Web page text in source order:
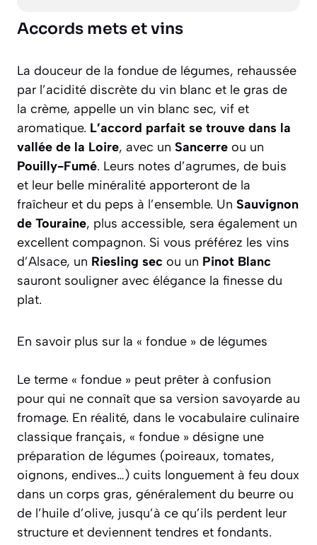
Accords mets et vins
La douceur de la fondue de légumes, rehaussée
par l’acidité discrète du vin blanc et le gras de
la crème, appelle un vin blanc sec, vif et
aromatique. L’accord parfait se trouve dans la
vallée de la Loire, avec un Sancerre ou un
Pouilly-Fumé. Leurs notes d’agrumes, de buis
et leur belle minéralité apporteront de la
fraîcheur et du peps à l’ensemble. Un Sauvignon
de Touraine, plus accessible, sera également un
excellent compagnon. Si vous préférez les vins
d’Alsace, un Riesling sec ou un Pinot Blanc
sauront souligner avec élégance la finesse du
plat.
En savoir plus sur la « fondue » de légumes
Le terme « fondue » peut prêter à confusion
pour qui ne connaît que sa version savoyarde au
fromage. En réalité, dans le vocabulaire culinaire
classique français, « fondue » désigne une
préparation de légumes (poireaux, tomates,
oignons, endives…) cuits longuement à feu doux
dans un corps gras, généralement du beurre ou
de l’huile d’olive, jusqu’à ce qu’ils perdent leur
structure et deviennent tendres et fondants.